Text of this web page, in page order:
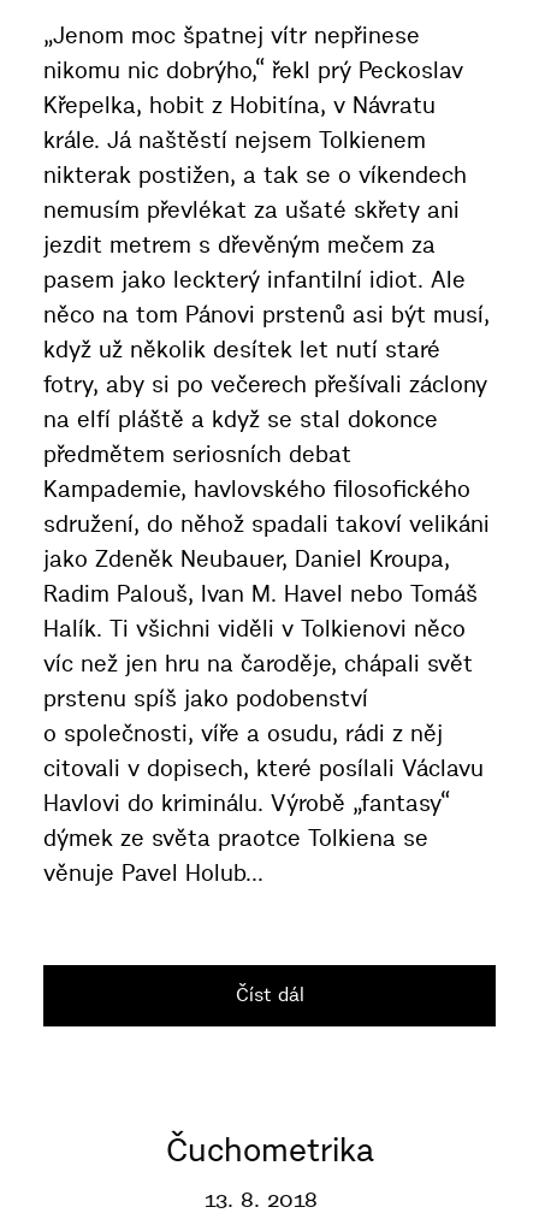
„Jenom moc špatnej vítr nepřinese
nikomu nic dobrýho,“ řekl prý Peckoslav
Křepelka, hobit z Hobitína, v Návratu
krále. Já naštěstí nejsem Tolkienem
nikterak postižen, a tak se o víkendech
nemusím převlékat za ušaté skřety ani
jezdit metrem s dřevěným mečem za
pasem jako leckterý infantilní idiot. Ale
něco na tom Pánovi prstenů asi být musí,
když už několik desítek let nutí staré
fotry, aby si po večerech přešívali záclony
na elfí pláště a když se stal dokonce
předmětem seriosních debat
Kampademie, havlovského filosofického
sdružení, do něhož spadali takoví velikáni
jako Zdeněk Neubauer, Daniel Kroupa,
Radim Palouš, Ivan M. Havel nebo Tomáš
Halík. Ti všichni viděli v Tolkienovi něco
víc než jen hru na čaroděje, chápali svět
prstenu spíš jako podobenství
o společnosti, víře a osudu, rádi z něj
citovali v dopisech, které posílali Václavu
Havlovi do kriminálu. Výrobě „fantasy“
dýmek ze světa praotce Tolkiena se
věnuje Pavel Holub...
Číst dál
Čuchometrika
13. 8. 2018